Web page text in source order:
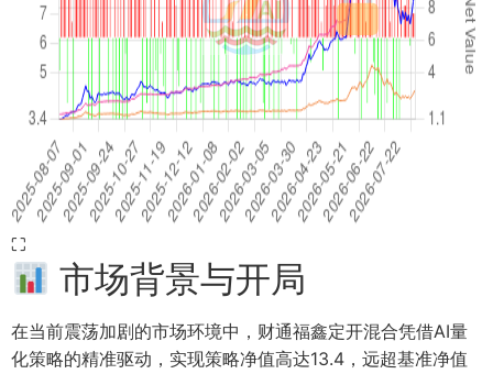
⛶
市场背景与开局
在当前震荡加剧的市场环境中，财通福鑫定开混合凭借AI量
化策略的精准驱动，实现策略净值高达13.4，远超基准净值